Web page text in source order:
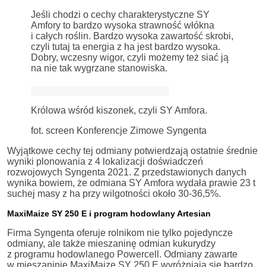
Jeśli chodzi o cechy charakterystyczne SY
Amfory to bardzo wysoka strawność włókna
i całych roślin. Bardzo wysoka zawartość skrobi,
czyli tutaj ta energia z ha jest bardzo wysoka.
Dobry, wczesny wigor, czyli możemy też siać ją
na nie tak wygrzane stanowiska.
Królowa wśród kiszonek, czyli SY Amfora.
fot. screen Konferencje Zimowe Syngenta
Wyjątkowe cechy tej odmiany potwierdzają ostatnie średnie
wyniki plonowania z 4 lokalizacji doświadczeń
rozwojowych Syngenta 2021. Z przedstawionych danych
wynika bowiem, że odmiana SY Amfora wydała prawie 23 t
suchej masy z ha przy wilgotności około 30-36,5%.
MaxiMaize SY 250 E i program hodowlany Artesian
Firma Syngenta oferuje rolnikom nie tylko pojedyncze
odmiany, ale także mieszaninę odmian kukurydzy
z programu hodowlanego Powercell. Odmiany zawarte
w mieszaninie MaxiMaize SY 250 E wyróżniają się bardzo